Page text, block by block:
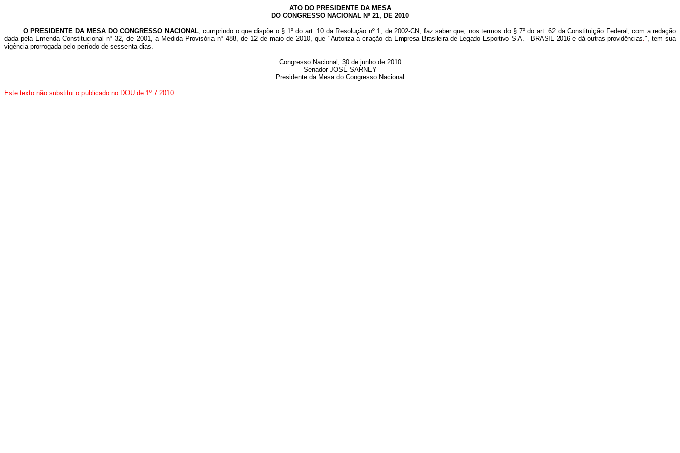
ATO DO PRESIDENTE DA MESA
DO CONGRESSO NACIONAL Nº 21, DE 2010
O PRESIDENTE DA MESA DO CONGRESSO NACIONAL, cumprindo o que dispõe o § 1º do art. 10 da Resolução nº 1, de 2002-CN, faz saber que, nos termos do § 7º do art. 62 da Constituição Federal, com a redação
dada pela Emenda Constitucional nº 32, de 2001, a Medida Provisória nº 488, de 12 de maio de 2010, que "Autoriza a criação da Empresa Brasileira de Legado Esportivo S.A. - BRASIL 2016 e dá outras providências.", tem sua
vigência prorrogada pelo período de sessenta dias.
Congresso Nacional, 30 de junho de 2010
Senador JOSÉ SARNEY
Presidente da Mesa do Congresso Nacional
Este texto não substitui o publicado no DOU de 1º.7.2010